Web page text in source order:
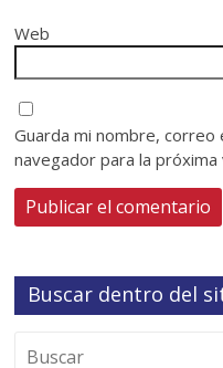
Web
Guarda mi nombre,
navegador para la
Buscar dentro del